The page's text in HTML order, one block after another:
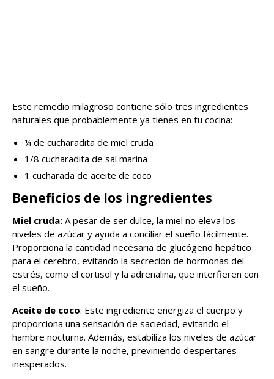
Este remedio milagroso contiene sólo tres ingredientes
naturales que probablemente ya tienes en tu cocina:
¼ de cucharadita de miel cruda
1/8 cucharadita de sal marina
1 cucharada de aceite de coco
Beneficios de los ingredientes
Miel cruda: A pesar de ser dulce, la miel no eleva los
niveles de azúcar y ayuda a conciliar el sueño fácilmente.
Proporciona la cantidad necesaria de glucógeno hepático
para el cerebro, evitando la secreción de hormonas del
estrés, como el cortisol y la adrenalina, que interfieren con
el sueño.
Aceite de coco: Este ingrediente energiza el cuerpo y
proporciona una sensación de saciedad, evitando el
hambre nocturna. Además, estabiliza los niveles de azúcar
en sangre durante la noche, previniendo despertares
inesperados.